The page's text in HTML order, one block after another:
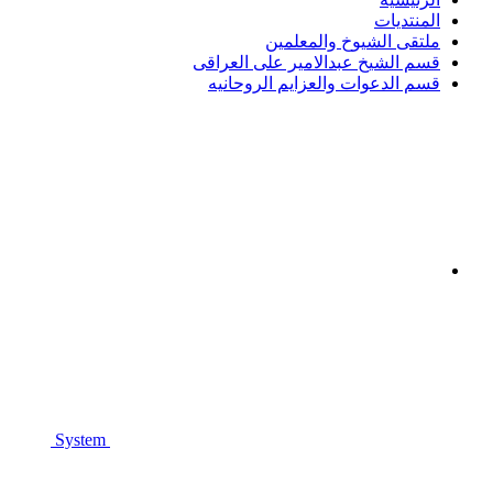
المنتديات
ملتقى الشيوخ والمعلمين
قسم الشيخ عبدالامير على العراقى
قسم الدعوات والعزايم الروحانيه